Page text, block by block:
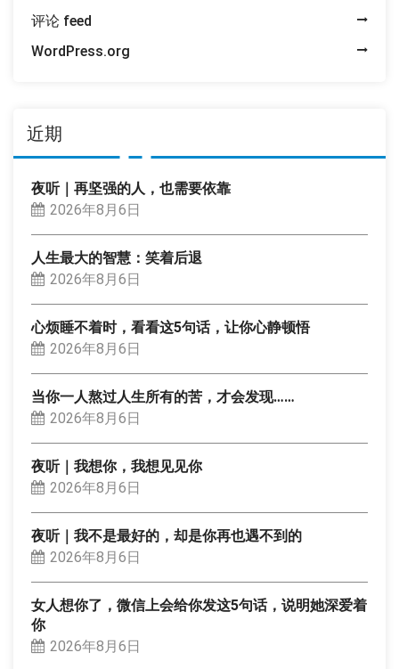
评论 feed
WordPress.org
近期
夜听｜再坚强的人，也需要依靠
2026年8月6日
人生最大的智慧：笑着后退
2026年8月6日
心烦睡不着时，看看这5句话，让你心静顿悟
2026年8月6日
当你一人熬过人生所有的苦，才会发现……
2026年8月6日
夜听｜我想你，我想见见你
2026年8月6日
夜听｜我不是最好的，却是你再也遇不到的
2026年8月6日
女人想你了，微信上会给你发这5句话，说明她深爱着
你
2026年8月6日